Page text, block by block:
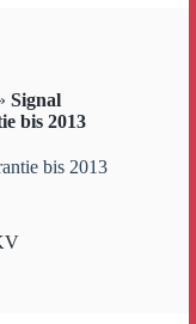
Signal
bis 2013
bis 2013